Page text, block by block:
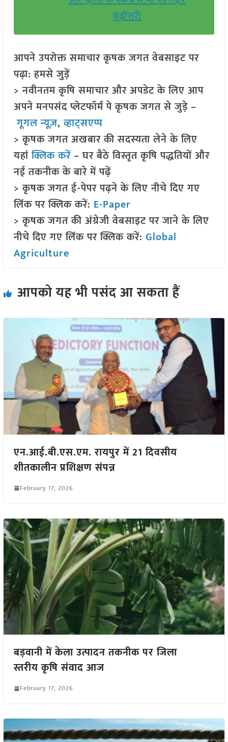
बढ़ोत्तरी
आपने उपरोक्त समाचार कृषक जगत वेबसाइट पर
पढ़ा: हमसे जुड़ें
> नवीनतम कृषि समाचार और अपडेट के लिए आप
अपने मनपसंद प्लेटफॉर्म पे कृषक जगत से जुड़े –
गूगल न्यूज़,व्हाट्सएप्प
> कृषक जगत अखबार की सदस्यता लेने के लिए
यहांक्लिक करें– घर बैठे विस्तृत कृषि पद्धतियों और
नई तकनीक के बारे में पढ़ें
> कृषक जगत ई-पेपर पढ़ने के लिए नीचे दिए गए
लिंक पर क्लिक करें: E-Paper
> कृषक जगत की अंग्रेजी वेबसाइट पर जाने के लिए
नीचे दिए गए लिंक पर क्लिक करें: Global
Agriculture
आपको यह भी पसंद आ सकता हैं
एन.आई.बी.एस.एम. रायपुर में 21 दिवसीय
शीतकालीन प्रशिक्षण संपन्न
February 17, 2026
बड़वानी में केला उत्पादन तकनीक पर जिला
स्तरीय कृषि संवाद आज
February 17, 2026